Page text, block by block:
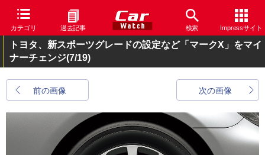
カテゴリ 過去記事 検索 Impressサイト
トヨタ、新スポーツグレードの設定など「マークX」をマイ
ナーチェンジ(7/19)
前の画像 次の画像